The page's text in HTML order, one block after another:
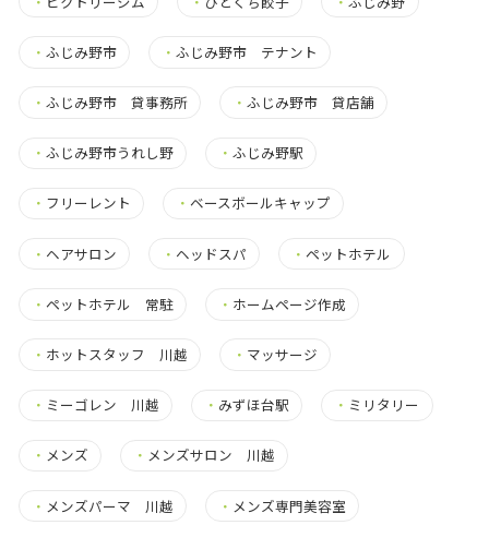
・ ふじみ野市 ・ふじみ野市 テナント
・ ふじみ野市 貸事務所 ・ふじみ野市 貸店舗
・ ふじみ野市うれし野 ・ふじみ野駅
・ フリーレント ・ ベースボールキャップ
・ ヘアサロン ・ ヘッドスパ ・ペットホテル
・ ペットホテル 常駐 ・ ホームページ作成
・ ホットスタッフ 川越 ・ マッサージ
・ ミーゴレン 川越 ・ みずほ台駅 ・ ミリタリー
・ メンズ ・ メンズサロン 川越
・ メンズパーマ 川越 ・ メンズ専門美容室